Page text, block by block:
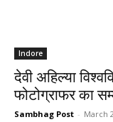
Indore
देवी अहिल्या
फोटोग्राफर का
Sambhag Post - March